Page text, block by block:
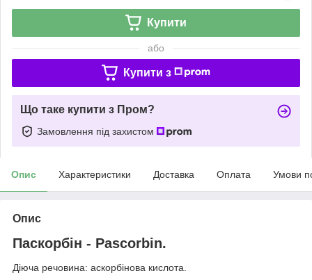
Купити
або
Купити з
Що таке купити з Пром?
Замовлення під захистом
Опис Характеристики Доставка Оплата Умови
Опис
Паскорбін - Pascorbin.
Діюча речовина: аскорбінова кислота.